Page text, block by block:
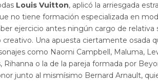
Louis Vuitton, aplicó la arriesgada
no tiene formación especializada en
ejercicio antes ningún cargo de
Una apuesta ciertamente osada
como Naomi Campbell, Maluma,
Rihanna o la de la pareja formada por
junto al mismísimo Bernard Arnault,